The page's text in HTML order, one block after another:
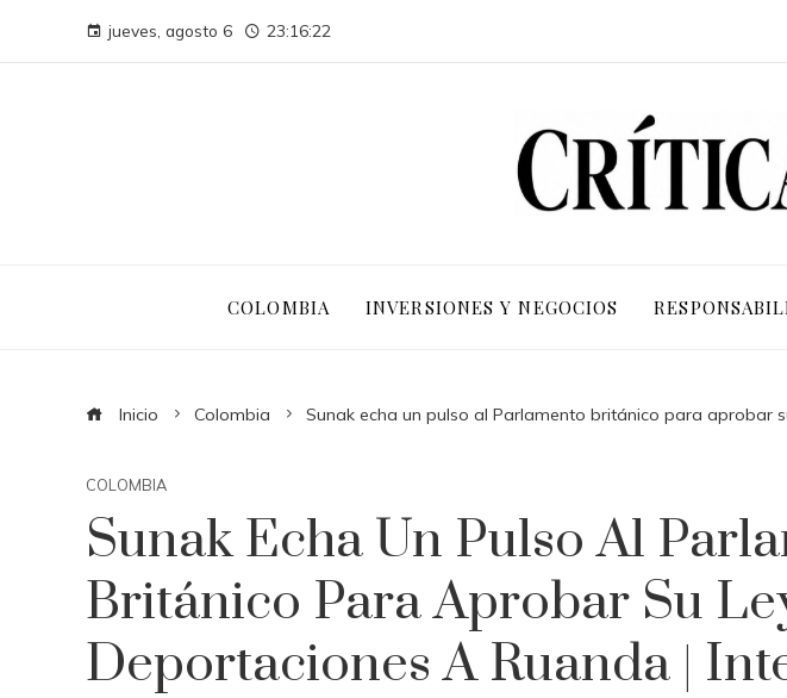
jueves, agosto 6 23:16:22
COLOMBIA INVERSIONES Y NEGOCIOS
Inicio Colombia Sunak echa un pulso al Parlamento británico para aprobar
COLOMBIA
Sunak Echa Un Pulso Al
Británico Para Aprobar Su
Deportaciones A Ruanda |